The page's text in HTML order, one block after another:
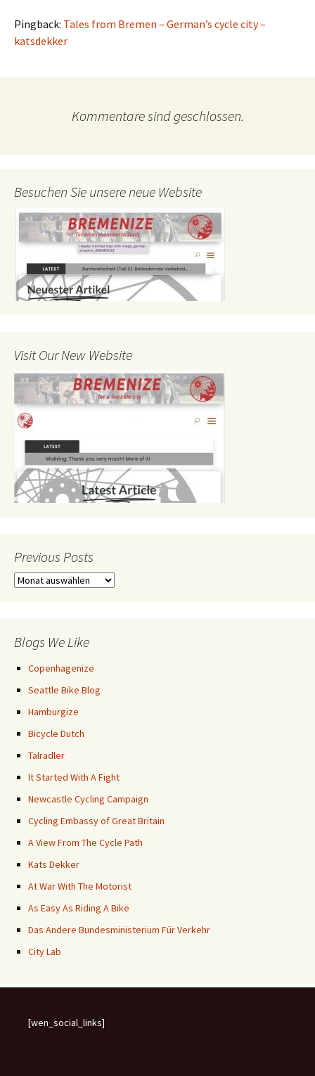
Pingback: Tales from Bremen – German’s cycle city –
katsdekker
Kommentare sind geschlossen.
Besuchen Sie unsere neue Website
Visit Our New Website
Previous Posts
Previous
Blogs We Like
Copenhagenize
Seattle Bike Blog
Hamburgize
Bicycle Dutch
Talradler
It Started With A Fight
Newcastle Cycling Campaign
Cycling Embassy of Great Britain
A View From The Cycle Path
Kats Dekker
At War With The Motorist
As Easy As Riding A Bike
Das Andere Bundesministerium Für Verkehr
City Lab
[wen_social_links]